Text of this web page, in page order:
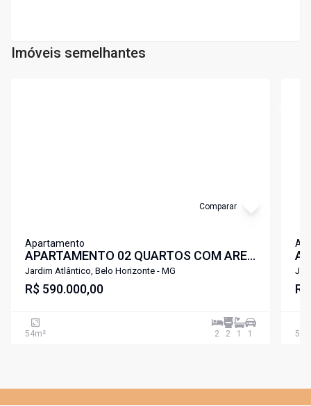
Imóveis semelhantes
Comparar
Apartamento
APARTAMENTO 02 QUARTOS COM AREA
DE LAZER PROXIMO A LAGOA
PAMPULHA SANTA AMELIA .
Jardim Atlântico, Belo Horizonte - MG
R$ 590.000,00
54m² 2 2 1 1 59